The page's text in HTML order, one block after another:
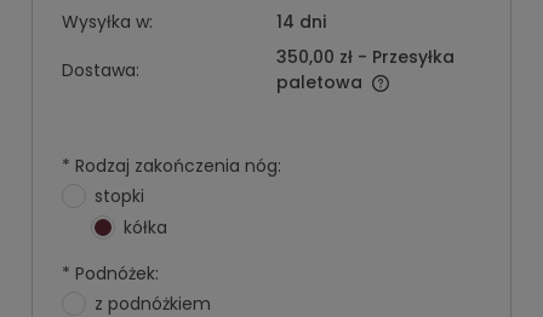
Wysyłka w:
14 dni
Dostawa:
350,00 zł - Przesyłka
paletowa
* Rodzaj zakończenia nóg:
stopki
kółka
* Podnóżek:
z podnóżkiem